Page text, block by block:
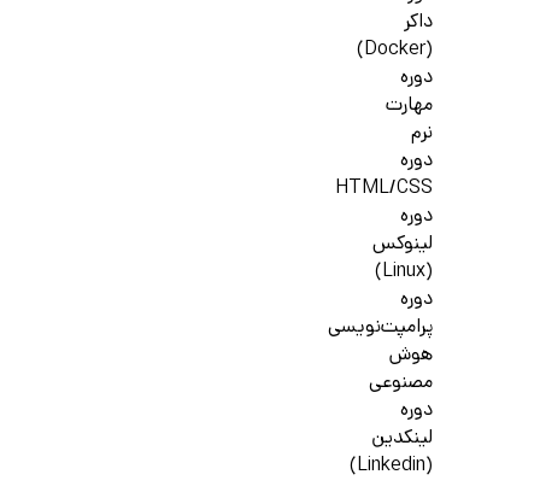
داکر
(Docker)
دوره
مهارت
نرم
دوره
HTML/CSS
دوره
لینوکس
(Linux)
دوره
پرامپت‌نویسی
هوش
مصنوعی
دوره
لینکدین
(Linkedin)